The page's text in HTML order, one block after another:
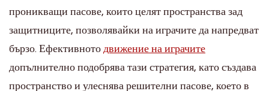
проникващи пасове, които целят пространства зад
защитниците, позволявайки на играчите да напредват
бързо. Ефективното движение на играчите
допълнително подобрява тази стратегия, като създава
пространство и улеснява решителни пасове, което в